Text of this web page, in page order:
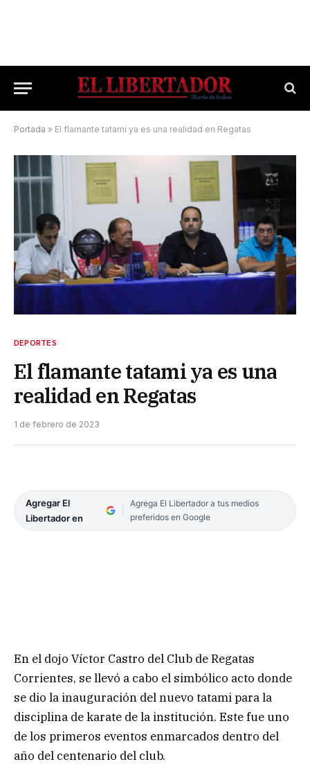
Portada » El flamante tatami ya es una realidad en Regatas
DEPORTES
El flamante tatami ya es una
realidad en Regatas
1 de febrero de 2023
Agregar El
Libertador en
Agrega El Libertador a tus medios
preferidos en Google
En el dojo Víctor Castro del Club de Regatas
Corrientes, se llevó a cabo el simbólico acto donde
se dio la inauguración del nuevo tatami para la
disciplina de karate de la institución. Este fue uno
de los primeros eventos enmarcados dentro del
año del centenario del club.